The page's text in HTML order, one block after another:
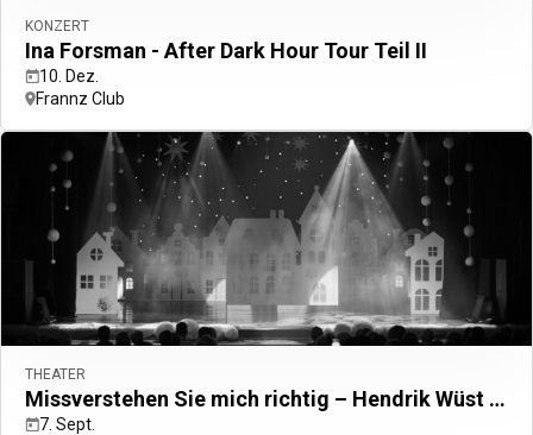
Erkunden Sie Europa wie ein Einheimischer
Planen Sie im Voraus mit unseren ausgewählten City
Guides.
City Guides ansehen
Bonusprogramm
Vorteile und Statuslevel
KONZERT
Ina Forsman - After Dark Hour Tour Teil II
10. Dez.
Frannz Club
THEATER
Missverstehen Sie mich richtig – Hendrik Wüst zu Gast bei Maja Göpel
7. Sept.